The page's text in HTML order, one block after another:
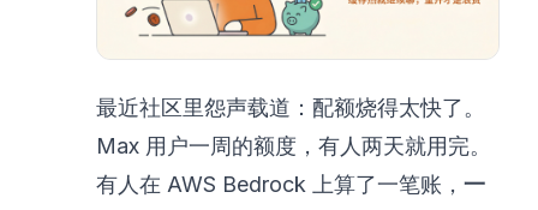
最近社区里怨声载道：配额烧得太快了。
Max 用户一周的额度，有人两天就用完。
有人在 AWS Bedrock 上算了一笔账， 一